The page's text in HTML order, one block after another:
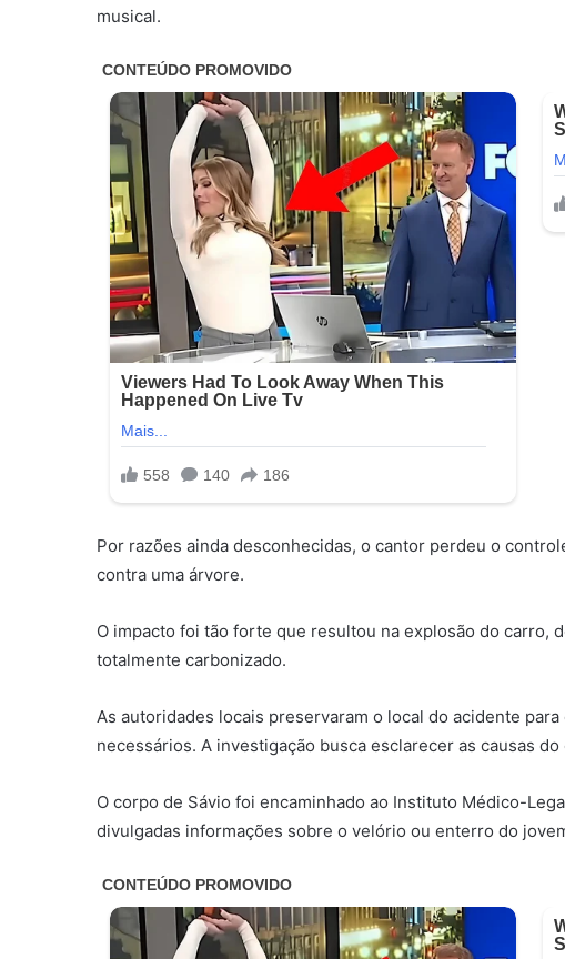
musical.
Por razões ainda desconhecidas, o cantor perdeu o
contra uma árvore.
O impacto foi tão forte que resultou na explosão do carro,
totalmente carbonizado.
As autoridades locais preservaram o local do acidente
necessários. A investigação busca esclarecer as causas
O corpo de Sávio foi encaminhado ao Instituto Médico-
divulgadas informações sobre o velório ou enterro do